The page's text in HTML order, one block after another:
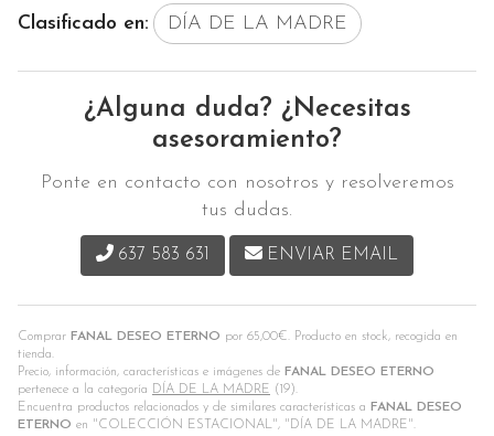
Comprar FANAL DESEO ETERNO por 65,00€. Producto en stock, recogida en
tienda.
Precio, información, características e imágenes de FANAL DESEO ETERNO
pertenece a la categoría DÍA DE LA MADRE (19).
Encuentra productos relacionados y de similares características a FANAL DESEO
ETERNO en "COLECCIÓN ESTACIONAL", "DÍA DE LA MADRE".
Clasificado en: DÍA DE LA MADRE
¿Alguna duda? ¿Necesitas
asesoramiento?
Ponte en contacto con nosotros y resolveremos
tus dudas.
637 583 631 ENVIAR EMAIL